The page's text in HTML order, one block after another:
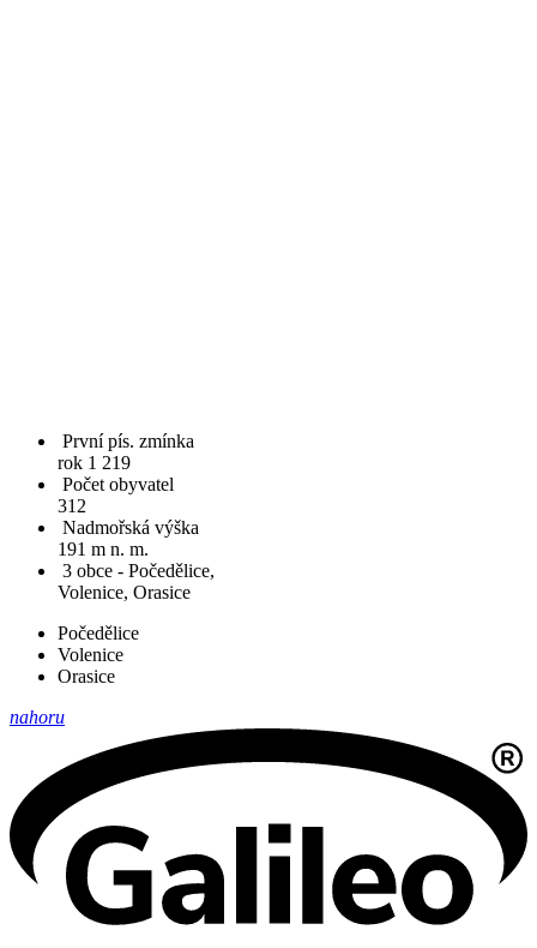
První pís. zmínka
rok 1 219
Počet obyvatel
312
Nadmořská výška
191 m n. m.
3 obce - Počedělice,
Volenice, Orasice
Počedělice
Volenice
Orasice
nahoru